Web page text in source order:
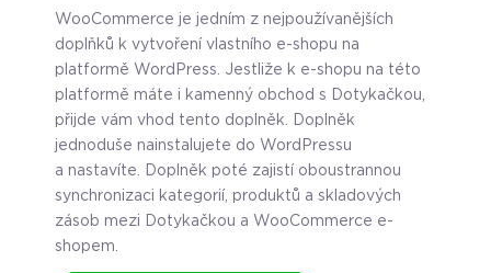
WooCommerce je jedním z nejpoužívanějších
doplňků k vytvoření vlastního e-shopu na
platformě WordPress. Jestliže k e-shopu na této
platformě máte i kamenný obchod s Dotykačkou,
přijde vám vhod tento doplněk. Doplněk
jednoduše nainstalujete do WordPressu
a nastavíte. Doplněk poté zajistí oboustrannou
synchronizaci kategorií, produktů a skladových
zásob mezi Dotykačkou a WooCommerce e-
shopem.